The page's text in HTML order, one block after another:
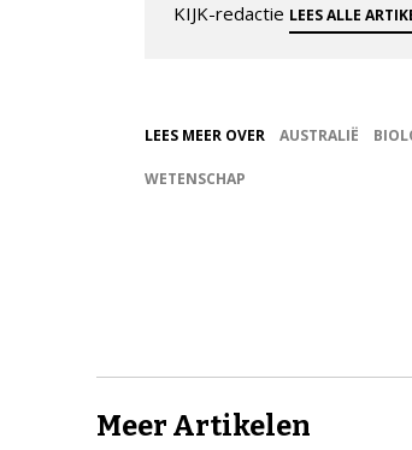
KIJK-redactie LEES ALLE
LEES MEER OVER AUSTRALIË
WETENSCHAP
Meer Artikelen